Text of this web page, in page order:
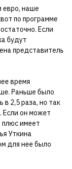
евро, наше
по программе
Если
будут
представитель
время
Раньше было
в 2,5 раза, но так
Если он может
плюс имеет
Уткина
для нее было